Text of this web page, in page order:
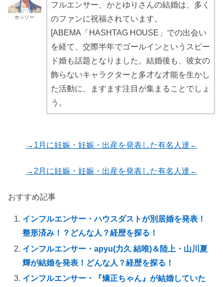
ホッソー
フルエンサー、かとゆりさんの結婚は、多く
のファンに祝福されています。
[ABEMA「HASHTAG HOUSE」での出会い
を経て、交際半年でゴールインというスピー
ド婚も話題となりました。結婚後も、彼女の
飾らないキャラクターと多才な才能を生かし
た活動に、ますます注目が集まることでしょ
う。
→1月に妊娠・妊娠・出産を発表した有名人達←
→2月に妊娠・妊娠・出産を発表した有名人達←
おすすめ記事
インフルエンサー・ハウスダストが別居婚を発表！
整形済み！？どんな人？経歴を探る！
インフルエンサー・apyu(力久 結唯)＆陸上・山川夏
輝が結婚を発表！どんな人？経歴を探る！
インフルエンサー・『矯正ちゃん』が結婚していた